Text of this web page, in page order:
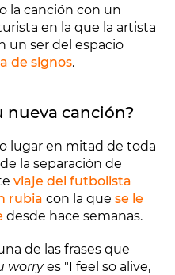
la canción con un
en la que la artista
un ser del espacio
de signos.
nueva canción?
lugar en mitad de toda
la separación de
viaje del futbolista
rubia con la que se le
desde hace semanas.
de las frases que
worryes "I feel so alive,